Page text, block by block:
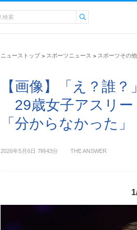
ニューストップ > スポーツニュース > スポーツその
【画像】「え？誰
29歳女子アスリー
「分からなかった
2026年5月6日 7時43分 THE ANSWER